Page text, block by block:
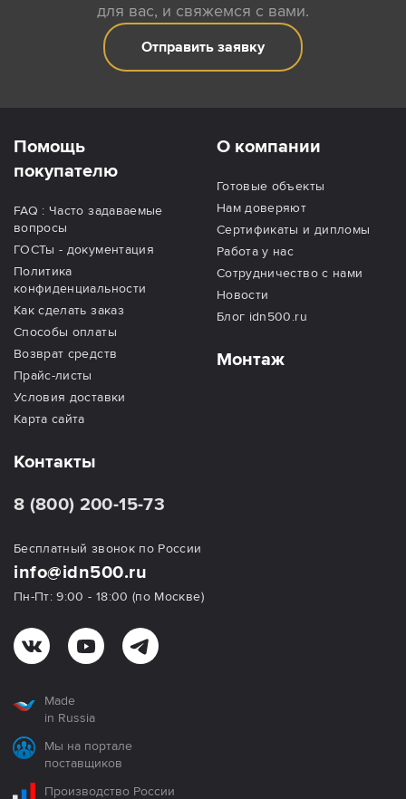
для вас, и свяжемся с вами.
Отправить заявку
Помощь
покупателю
FAQ : Часто задаваемые
вопросы
ГОСТы - документация
Политика
конфиденциальности
Как сделать заказ
Способы оплаты
Возврат средств
Прайс-листы
Условия доставки
Карта сайта
О компании
Готовые объекты
Нам доверяют
Сертификаты и дипломы
Работа у нас
Сотрудничество с нами
Новости
Блог idn500.ru
Монтаж
Контакты
8 (800) 200-15-73
Бесплатный звонок по России
info@idn500.ru
Пн-Пт: 9:00 - 18:00 (по Москве)
Made
in Russia
Мы на портале
поставщиков
Производство России